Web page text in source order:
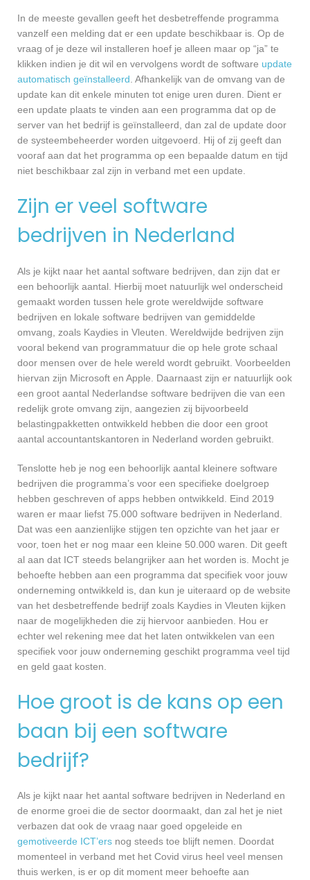
In de meeste gevallen geeft het desbetreffende programma
vanzelf een melding dat er een update beschikbaar is. Op de
vraag of je deze wil installeren hoef je alleen maar op “ja” te
klikken indien je dit wil en vervolgens wordt de software update
automatisch geïnstalleerd. Afhankelijk van de omvang van de
update kan dit enkele minuten tot enige uren duren. Dient er
een update plaats te vinden aan een programma dat op de
server van het bedrijf is geïnstalleerd, dan zal de update door
de systeembeheerder worden uitgevoerd. Hij of zij geeft dan
vooraf aan dat het programma op een bepaalde datum en tijd
niet beschikbaar zal zijn in verband met een update.
Zijn er veel software
bedrijven in Nederland
Als je kijkt naar het aantal software bedrijven, dan zijn dat er
een behoorlijk aantal. Hierbij moet natuurlijk wel onderscheid
gemaakt worden tussen hele grote wereldwijde software
bedrijven en lokale software bedrijven van gemiddelde
omvang, zoals Kaydies in Vleuten. Wereldwijde bedrijven zijn
vooral bekend van programmatuur die op hele grote schaal
door mensen over de hele wereld wordt gebruikt. Voorbeelden
hiervan zijn Microsoft en Apple. Daarnaast zijn er natuurlijk ook
een groot aantal Nederlandse software bedrijven die van een
redelijk grote omvang zijn, aangezien zij bijvoorbeeld
belastingpakketten ontwikkeld hebben die door een groot
aantal accountantskantoren in Nederland worden gebruikt.
Tenslotte heb je nog een behoorlijk aantal kleinere software
bedrijven die programma’s voor een specifieke doelgroep
hebben geschreven of apps hebben ontwikkeld. Eind 2019
waren er maar liefst 75.000 software bedrijven in Nederland.
Dat was een aanzienlijke stijgen ten opzichte van het jaar er
voor, toen het er nog maar een kleine 50.000 waren. Dit geeft
al aan dat ICT steeds belangrijker aan het worden is. Mocht je
behoefte hebben aan een programma dat specifiek voor jouw
onderneming ontwikkeld is, dan kun je uiteraard op de website
van het desbetreffende bedrijf zoals Kaydies in Vleuten kijken
naar de mogelijkheden die zij hiervoor aanbieden. Hou er
echter wel rekening mee dat het laten ontwikkelen van een
specifiek voor jouw onderneming geschikt programma veel tijd
en geld gaat kosten.
Hoe groot is de kans op een
baan bij een software
bedrijf?
Als je kijkt naar het aantal software bedrijven in Nederland en
de enorme groei die de sector doormaakt, dan zal het je niet
verbazen dat ook de vraag naar goed opgeleide en
gemotiveerde ICT’ers nog steeds toe blijft nemen. Doordat
momenteel in verband met het Covid virus heel veel mensen
thuis werken, is er op dit moment meer behoefte aan